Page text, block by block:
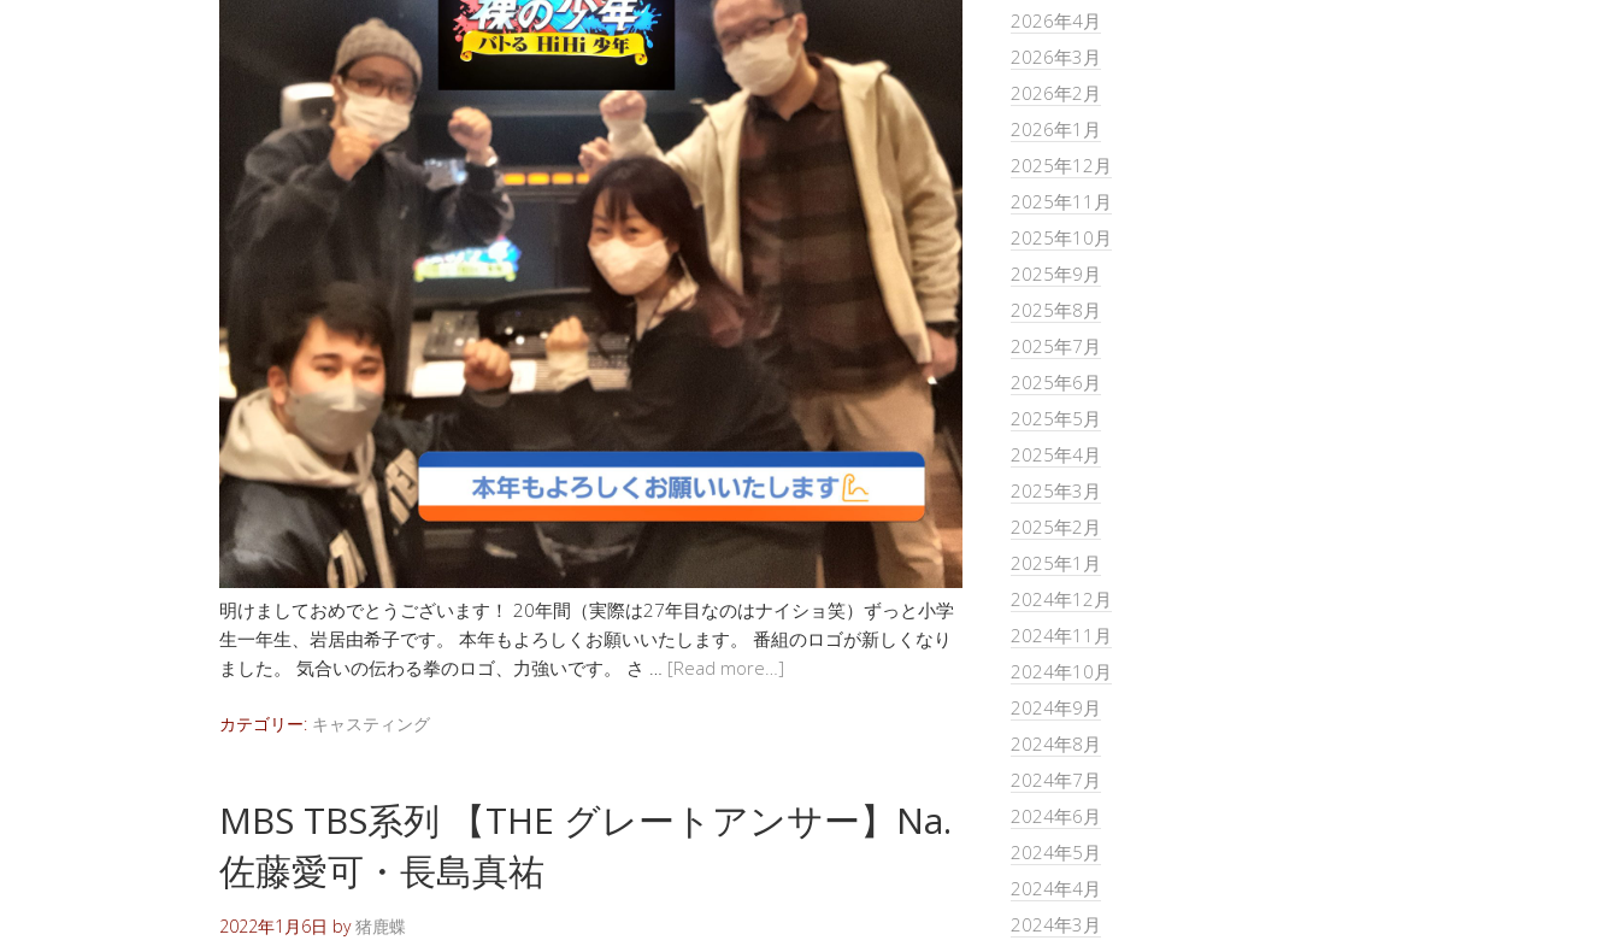
明けましておめでとうございます！ 20年間（実際は27年目なのはナイショ笑）ずっと小学
生一年生、岩居由希子です。 本年もよろしくお願いいたします。 番組のロゴが新しくなり
ました。 気合いの伝わる拳のロゴ、力強いです。 さ … [Read more…]
カテゴリー: キャスティング
MBS TBS系列 【THE グレートアンサー】Na.
佐藤愛可・長島真祐
2022年1月6日 by猪鹿蝶
2026年4月
2026年3月
2026年2月
2026年1月
2025年12月
2025年11月
2025年10月
2025年9月
2025年8月
2025年7月
2025年6月
2025年5月
2025年4月
2025年3月
2025年2月
2025年1月
2024年12月
2024年11月
2024年10月
2024年9月
2024年8月
2024年7月
2024年6月
2024年5月
2024年4月
2024年3月